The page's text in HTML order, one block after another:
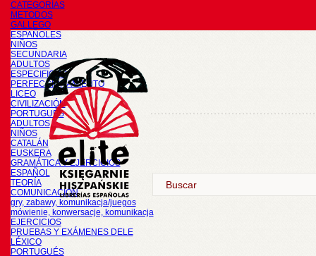
CATEGORÍAS
METODOS
GALLEGO
ESPAÑOLES
NIÑOS
SECUNDARIA
ADULTOS
ESPECIFICOS
PERFECCIONAMIENTO
LICEO
CIVILIZACIÓN
PORTUGUÉS
ADULTOS
NIÑOS
CATALÁN
EUSKERA
GRAMÁTICA Y EJERCICIOS
ESPAÑOL
TEORÍA
COMUNICACIÓN
gry, zabawy, komunikacja/juegos
mówienie, konwersacje, komunikacja
EJERCICIOS
PRUEBAS Y EXÁMENES DELE
LÉXICO
PORTUGUÉS